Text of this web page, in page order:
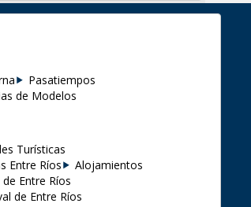
Pasatiempos
de Modelos
Turísticas
Entre Ríos
Alojamientos
de Entre Ríos
de Entre Ríos